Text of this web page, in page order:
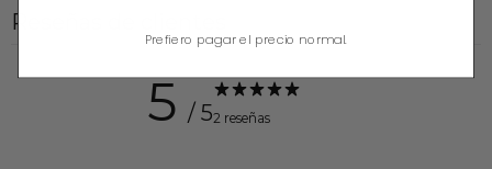
Reseñas de clientes
5 / 52 reseñas
Prefiero pagar el precio normal.